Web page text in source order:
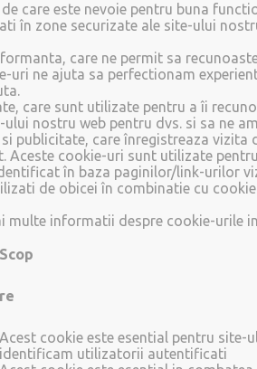
care este nevoie pentru buna
în zone securizate ale site-ului
care ne permit sa
uri ne ajuta sa perfectionam
care sunt utilizate pentru a îi
nostru web pentru dvs. si sa ne
publicitate, care înregistreaza
Aceste cookie-uri sunt utilizate
în baza paginilor/link-urilor
de obicei în combinatie cu
multe informatii despre cookie-urile
Scop
Acest cookie este esential pentru site-
identificam utilizatorii autentificati